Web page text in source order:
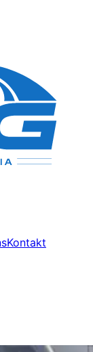
Kontakt